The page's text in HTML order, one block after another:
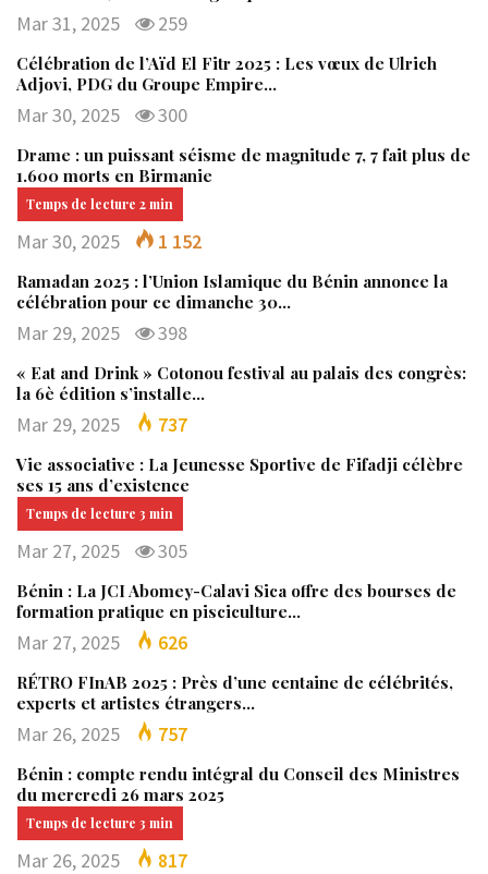
Mar 31, 2025 259
Célébration de l’Aïd El Fitr 2025 : Les vœux de Ulrich
Adjovi, PDG du Groupe Empire…
Mar 30, 2025 300
Drame : un puissant séisme de magnitude 7, 7 fait plus de
1.600 morts en Birmanie
Mar 30, 2025 1 152
Ramadan 2025 : l’Union Islamique du Bénin annonce la
célébration pour ce dimanche 30…
Mar 29, 2025 398
« Eat and Drink » Cotonou festival au palais des congrès:
la 6è édition s’installe…
Mar 29, 2025 737
Vie associative : La Jeunesse Sportive de Fifadji célèbre
ses 15 ans d’existence
Mar 27, 2025 305
Bénin : La JCI Abomey-Calavi Sica offre des bourses de
formation pratique en pisciculture…
Mar 27, 2025 626
RÉTRO FInAB 2025 : Près d’une centaine de célébrités,
experts et artistes étrangers…
Mar 26, 2025 757
Bénin : compte rendu intégral du Conseil des Ministres
du mercredi 26 mars 2025
Mar 26, 2025 817